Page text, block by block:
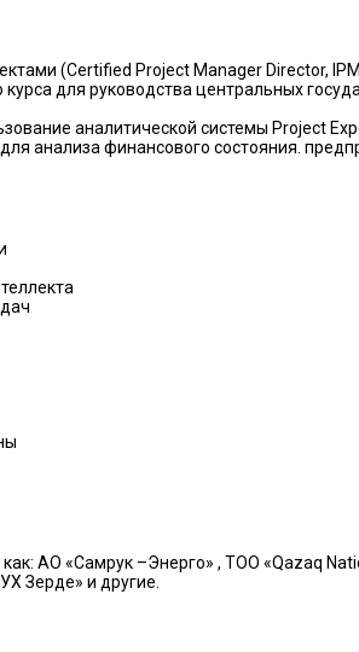
(Certified Project Manager Director,
для руководства центральных
аналитической системы Project
анализа финансового состояния.
АО «Самрук –Энерго» , ТОО «Qazaq
Зерде» и другие.